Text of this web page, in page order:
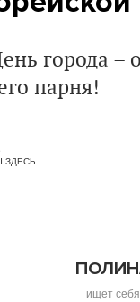
города –
парня!
ЗДЕСЬ
ищет себя